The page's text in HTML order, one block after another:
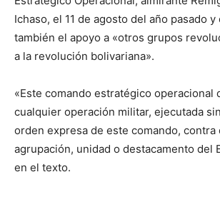
Ichaso, el 11 de agosto del año pasado
también el apoyo a «otros grupos
a la revolución bolivariana».
«Este comando estratégico operacional
cualquier operación militar, ejecutada
orden expresa de este comando, contra
agrupación, unidad o destacamento del
en el texto.